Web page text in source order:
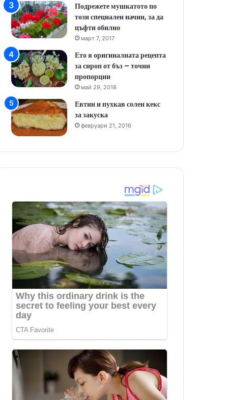
Подрежете мушкатото по
този специален начин, за да
цъфти обилно
март 7, 2017
Ето я оригиналната рецепта
за сироп от бъз – точни
пропорции
май 29, 2018
Евтин и пухкав солен кекс
за закуска
февруари 21, 2016